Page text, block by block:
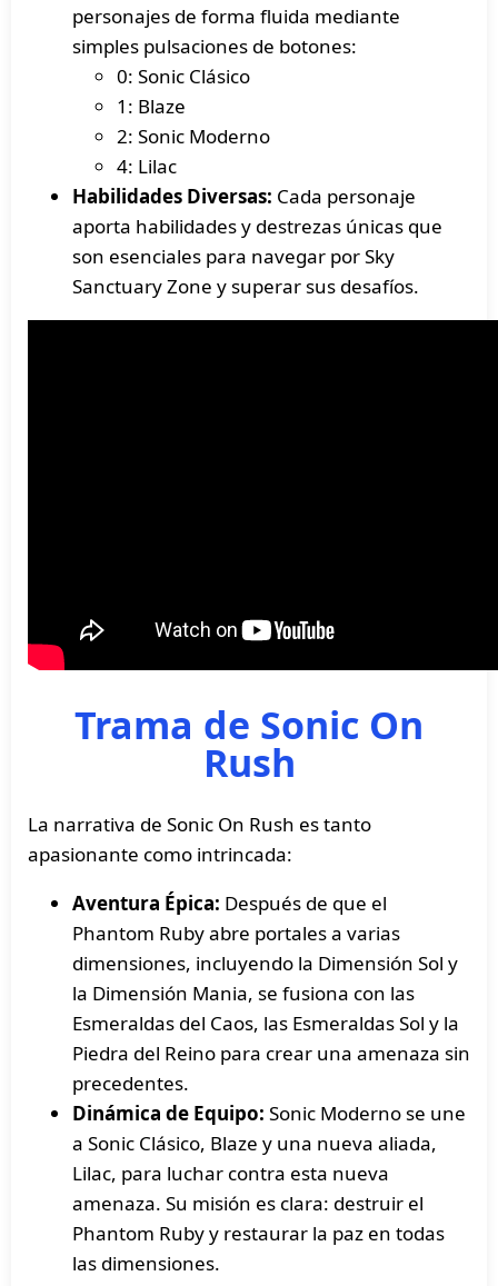
personajes de forma fluida mediante
simples pulsaciones de botones:
0: Sonic Clásico
1: Blaze
2: Sonic Moderno
4: Lilac
Habilidades Diversas: Cada personaje
aporta habilidades y destrezas únicas que
son esenciales para navegar por Sky
Sanctuary Zone y superar sus desafíos.
Trama de Sonic On
Rush
La narrativa de Sonic On Rush es tanto
apasionante como intrincada:
Aventura Épica: Después de que el
Phantom Ruby abre portales a varias
dimensiones, incluyendo la Dimensión Sol y
la Dimensión Mania, se fusiona con las
Esmeraldas del Caos, las Esmeraldas Sol y la
Piedra del Reino para crear una amenaza sin
precedentes.
Dinámica de Equipo: Sonic Moderno se une
a Sonic Clásico, Blaze y una nueva aliada,
Lilac, para luchar contra esta nueva
amenaza. Su misión es clara: destruir el
Phantom Ruby y restaurar la paz en todas
las dimensiones.